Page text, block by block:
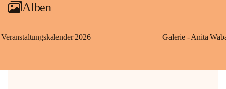
Alben
Veranstaltungskalender 2026 Galerie - Anita